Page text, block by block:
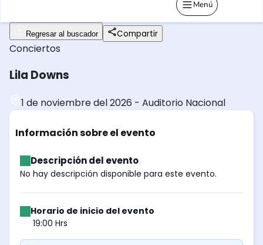
Menú
Regresar al buscador Compartir
Conciertos
Lila Downs
1 de noviembre del 2026 - Auditorio Nacional
Información sobre el evento
Descripción del evento
No hay descripción disponible para este evento.
Horario de inicio del evento
19:00 Hrs